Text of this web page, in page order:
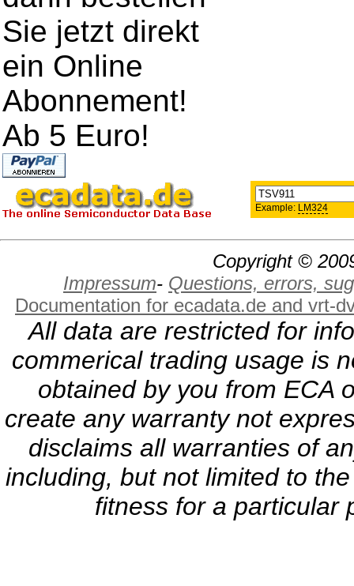
Sie jetzt direkt
ein Online
Abonnement!
Ab 5 Euro!
Example: LM324
Copyright ©
Impressum- Questions, errors,
Documentation for ecadata.de and vrt-
All data are restricted for
commerical trading usage is
obtained by you from ECA
create any warranty not
disclaims all warranties of
including, but not limited to
fitness for a particular